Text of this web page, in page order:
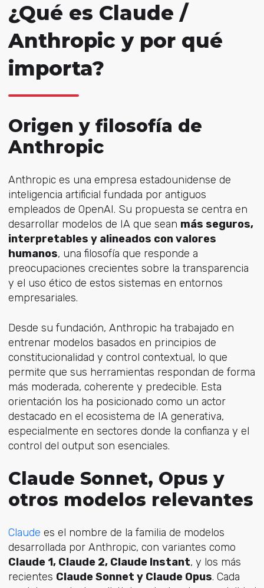
¿Qué es Claude /
Anthropic y por qué
importa?
Origen y filosofía de
Anthropic
Anthropic es una empresa estadounidense de
inteligencia artificial fundada por antiguos
empleados de OpenAI. Su propuesta se centra en
desarrollar modelos de IA que sean más seguros,
interpretables y alineados con valores
humanos, una filosofía que responde a
preocupaciones crecientes sobre la transparencia
y el uso ético de estos sistemas en entornos
empresariales.
Desde su fundación, Anthropic ha trabajado en
entrenar modelos basados en principios de
constitucionalidad y control contextual, lo que
permite que sus herramientas respondan de forma
más moderada, coherente y predecible. Esta
orientación los ha posicionado como un actor
destacado en el ecosistema de IA generativa,
especialmente en sectores donde la confianza y el
control del output son esenciales.
Claude Sonnet, Opus y
otros modelos relevantes
Claude es el nombre de la familia de modelos
desarrollada por Anthropic, con variantes como
Claude 1, Claude 2, Claude Instant, y los más
recientes Claude Sonnet y Claude Opus. Cada